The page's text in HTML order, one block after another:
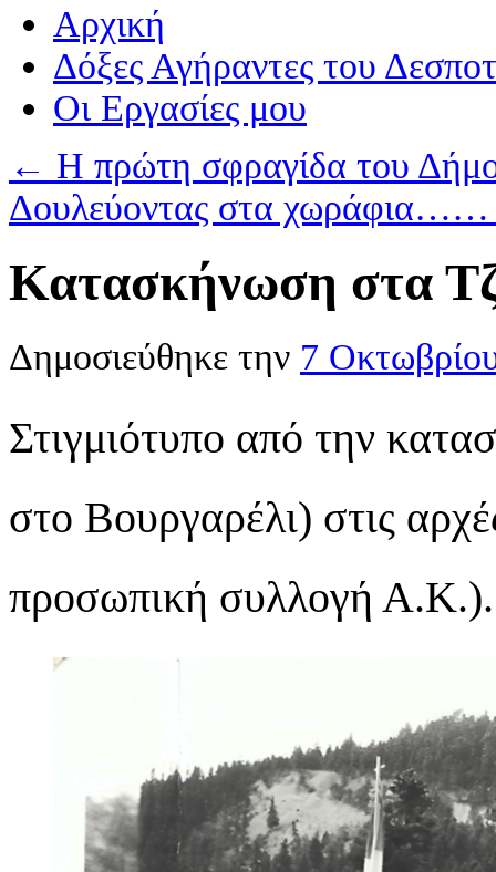
Αρχική
Δόξες Αγήραντες του
Οι Eργασίες μου
← Η πρώτη σφραγίδα του
Δουλεύοντας στα
Κατασκήνωση στα
Δημοσιεύθηκε την 7
Στιγμιότυπο από την
στο Βουργαρέλι) στις
προσωπική συλλογή Α.Κ.).